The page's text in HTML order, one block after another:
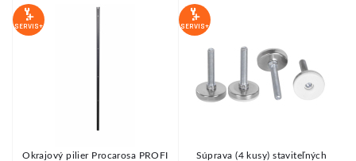
SERVIS+
Okrajový pilier Procarosa PROFI
SERVIS+
Súprava (4 kusy) staviteľných